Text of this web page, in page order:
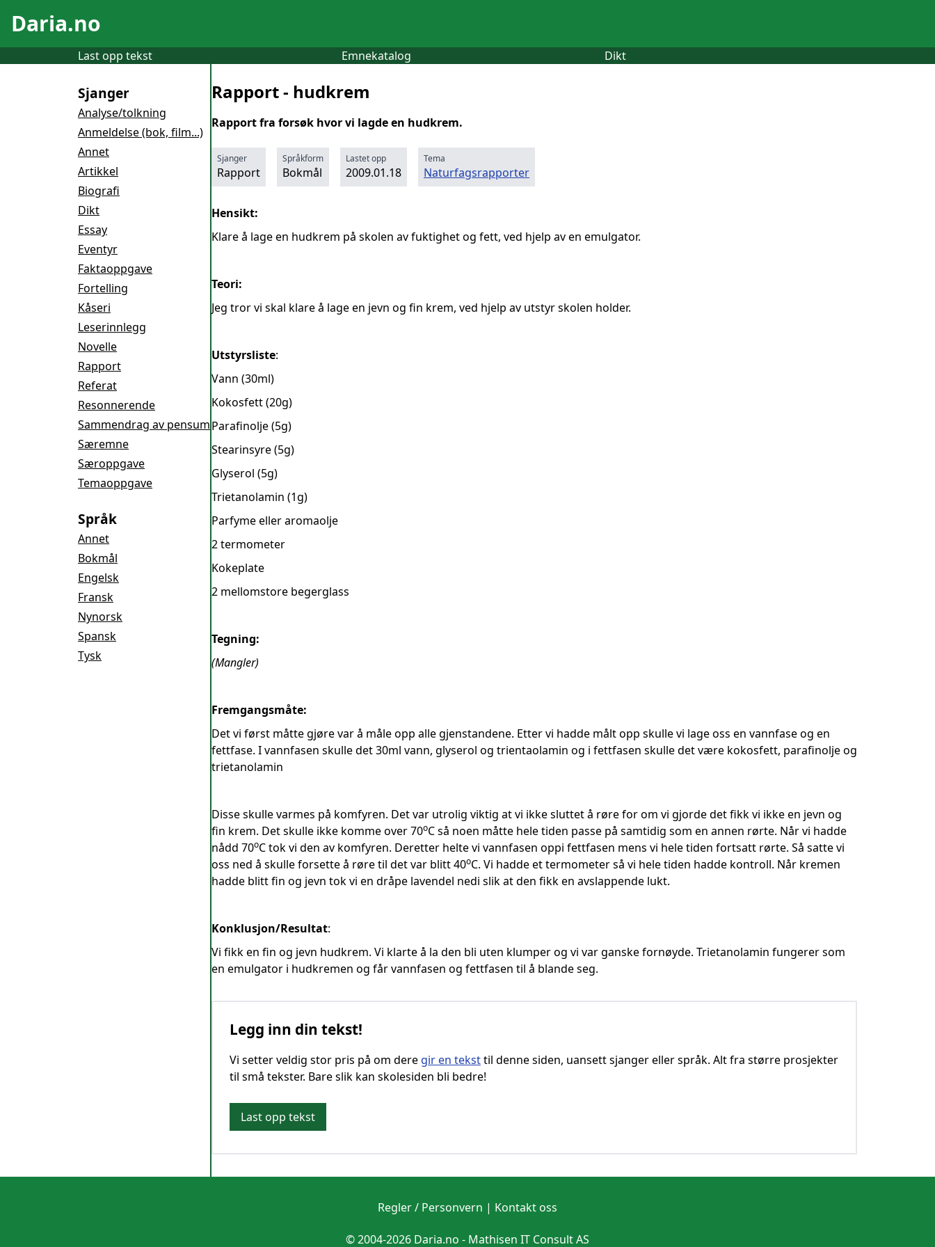
Daria.no
Last opp tekst Emnekatalog Dikt
Sjanger
Analyse/tolkning
Anmeldelse (bok, film...)
Annet
Artikkel
Biografi
Dikt
Essay
Eventyr
Faktaoppgave
Fortelling
Kåseri
Leserinnlegg
Novelle
Rapport
Referat
Resonnerende
Sammendrag av pensum
Særemne
Særoppgave
Temaoppgave
Språk
Annet
Bokmål
Engelsk
Fransk
Nynorsk
Spansk
Tysk
Rapport - hudkrem
Rapport fra forsøk hvor vi lagde en hudkrem.
Sjanger
Rapport
Språkform
Bokmål
Lastet opp
2009.01.18
Tema
Naturfagsrapporter
Hensikt:
Klare å lage en hudkrem på skolen av fuktighet og fett, ved hjelp av en emulgator.
Teori:
Jeg tror vi skal klare å lage en jevn og fin krem, ved hjelp av utstyr skolen holder.
Utstyrsliste:
Vann (30ml)
Kokosfett (20g)
Parafinolje (5g)
Stearinsyre (5g)
Glyserol (5g)
Trietanolamin (1g)
Parfyme eller aromaolje
2 termometer
Kokeplate
2 mellomstore begerglass
Tegning:
(Mangler)
Fremgangsmåte:
Det vi først måtte gjøre var å måle opp alle gjenstandene. Etter vi hadde målt opp skulle vi lage oss en vannfase og en
fettfase. I vannfasen skulle det 30ml vann, glyserol og trientaolamin og i fettfasen skulle det være kokosfett, parafinolje og
trietanolamin
Disse skulle varmes på komfyren. Det var utrolig viktig at vi ikke sluttet å røre for om vi gjorde det fikk vi ikke en jevn og
fin krem. Det skulle ikke komme over 70oC så noen måtte hele tiden passe på samtidig som en annen rørte. Når vi hadde
nådd 70oC tok vi den av komfyren. Deretter helte vi vannfasen oppi fettfasen mens vi hele tiden fortsatt rørte. Så satte vi
oss ned å skulle forsette å røre til det var blitt 40oC. Vi hadde et termometer så vi hele tiden hadde kontroll. Når kremen
hadde blitt fin og jevn tok vi en dråpe lavendel nedi slik at den fikk en avslappende lukt.
Konklusjon/Resultat:
Vi fikk en fin og jevn hudkrem. Vi klarte å la den bli uten klumper og vi var ganske fornøyde. Trietanolamin fungerer som
en emulgator i hudkremen og får vannfasen og fettfasen til å blande seg.
Legg inn din tekst!
Vi setter veldig stor pris på om dere gir en teksttil denne siden, uansett sjanger eller språk. Alt fra større prosjekter
til små tekster. Bare slik kan skolesiden bli bedre!
Last opp tekst
Regler / Personvern | Kontakt oss
© 2004-2026 Daria.no - Mathisen IT Consult AS